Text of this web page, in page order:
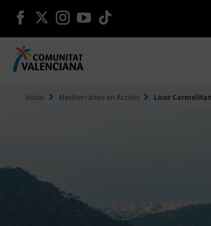
seguir en facebook
seguir en twitter
seguir en instagram
seguir en youtube
Inicio Mediterráneo en Acción Licor